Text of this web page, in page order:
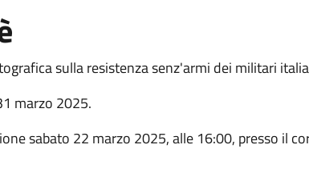
sulla resistenza senz'armi dei militari
marzo 2025.
sabato 22 marzo 2025, alle 16:00, presso il